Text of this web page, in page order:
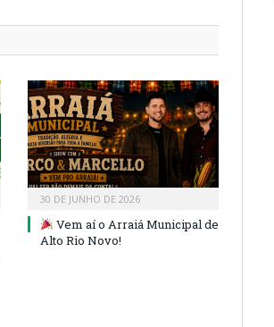
30 DE JUNHO DE 2026
Vem aí o Arraiá Municipal de
Alto Rio Novo!